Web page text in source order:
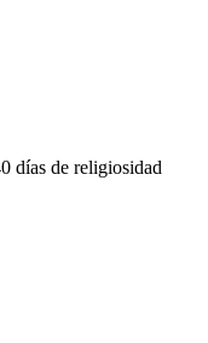
días de religiosidad